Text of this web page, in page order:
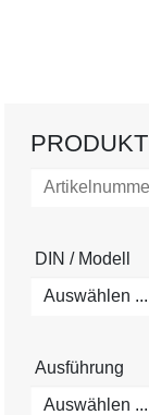
DIN / Modell
Auswählen ...
Ausführung
Auswählen ...